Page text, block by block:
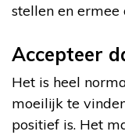
stellen en ermee
Accepteer
Het is heel
moeilijk te
positief is. Het